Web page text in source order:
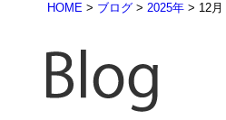
HOME > ブログ > 2025年 > 12月